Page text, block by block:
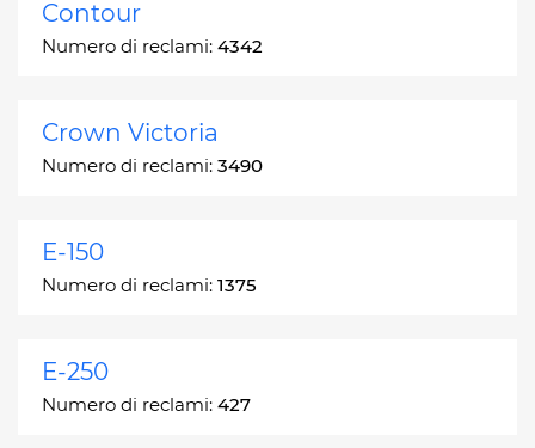
Contour
Numero di reclami: 4342
Crown Victoria
Numero di reclami: 3490
E-150
Numero di reclami: 1375
E-250
Numero di reclami: 427